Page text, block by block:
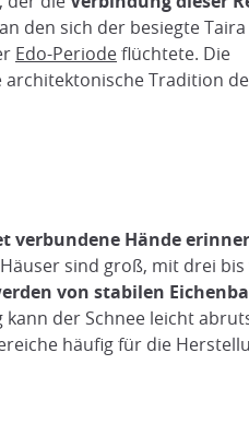
den sich der besiegte Taira
Edo-Periodeflüchtete. Die
architektonische Tradition
verbundene Hände
sind groß, mit drei
von stabilen
kann der Schnee leicht
häufig für die